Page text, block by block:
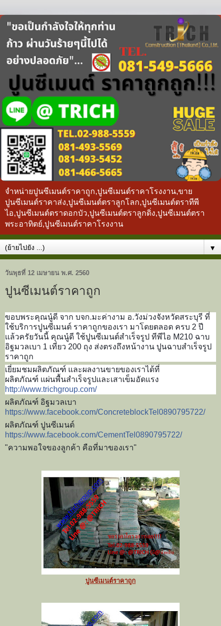
จำหน่ายปูนซีเมนต์ราคาถูก,ปูนซีเมนต์ราคาโรงงาน,ขาย
ปูนซีเมนต์ราคาส่ง,ปูนซีเมนต์ตราลูกโลก,ปูนซีเมนต์ตราทีพี
ไอ,ปูนซีเมนต์ตราดอกบัว,ปูนซีเมนต์ตราลูกดิ่ง,ปูนซีเมนต์ตรา
พระอาทิตย์,ปูนซีเมนต์ราคาโรงงาน
▼
วันพุธที่ 12 เมษายน พ.ศ. 2560
ปูนซีเมนต์ราคาถูก
ขอบพระคุณนู๋ดี จาก บจก.มะค่างาม อ.วังม่วงจังหวัดสระบุรี ที่
ใช้บริการปูนซีเมนต์ ราคาถูกของเรา มาโดยตลอด ครบ 2 ปี
แล้วครัยวันนี้ คุณนู๋ดี ใช้ปูนซีเมนต์สำเร็จรูป ทีพีไอ M210 ฉาบ
อิฐมวลเบา 1 เที่ยว 200 ถุง ส่งตรงถึงหน้างาน ปูนฉาบสำเร็จรูป
ราคาถูก
เยี่ยมชมผลิตภัณฑ์ และผลงานขายของเราได้ที่
ผลิตภัณฑ์ แผ่นพื้นสำเร็จรูปและเสาเข็มอัดแรง
http://www.trichgroup.com/
ผลิตภัณฑ์ อิฐมวลเบา
https://www.facebook.com/ConcreteblockTel0890795722/
ผลิตภัณฑ์ ปูนซีเมนต์
https://www.facebook.com/CementTel0890795722/
"ความพอใจของลูกค้า คือที่มาของเรา"
ปูนซีเมนต์ราคาถูก